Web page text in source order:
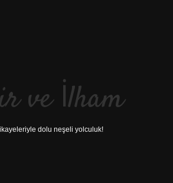
ve İlham
dolu neşeli yolculuk!